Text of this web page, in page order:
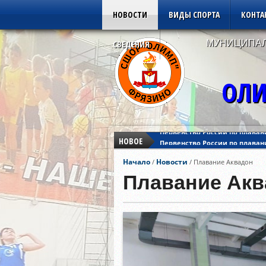
НОВОСТИ ВИДЫ СПОРТА
СВЕДЕНИЯ
НОВОЕ
Первенство России по
Кубок Азии по дзюдо
Кубок Европы по дзюдо
Начало / Новости / Плавание Аквадон
Плавание